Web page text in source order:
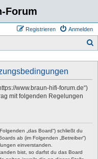
Forum
Anmelden
Registrieren
www.braun-hifi-forum.de“)
mit folgenden Regelungen
„das Board“) schließt du
ab (im Folgenden „Betreiber“)
einverstanden.
bist, so darfst du das Board